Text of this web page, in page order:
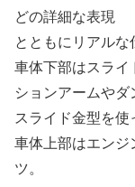
どの詳細な表現
とともにリアルな
車体下部はスライ
ションアームやダ
スライド金型を使
車体上部はエンジ
ツ。